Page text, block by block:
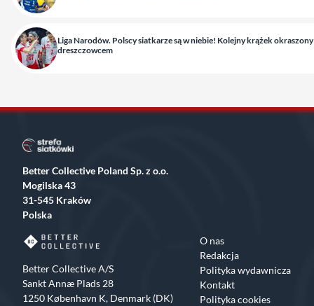
Liga Narodów. Polscy siatkarze są w niebie! Kolejny krążek okraszony
dreszczowcem
Better Collective Poland Sp. z o.o.
Mogilska 43
31-545 Kraków
Polska
Better Collective A/S
Sankt Annæ Plads 28
1250 København K, Denmark (DK)
O nas
Redakcja
Polityka wydawnicza
Kontakt
Polityka cookies